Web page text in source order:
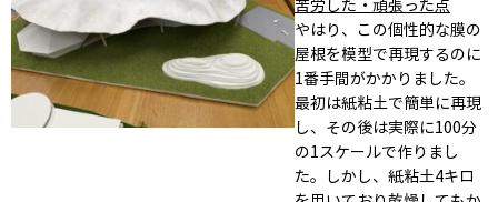
苦労した・頑張った点
やはり、この個性的な膜の
屋根を模型で再現するのに
1番手間がかかりました。
最初は紙粘土で簡単に再現
し、その後は実際に100分
の1スケールで作りまし
た。しかし、紙粘土4キロ